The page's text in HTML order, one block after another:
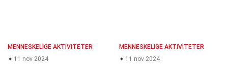
MENNESKELIGE AKTIVITETER
11 nov 2024
MENNESKELIGE AKTIVITETER
11 nov 2024